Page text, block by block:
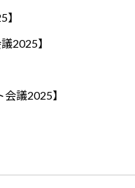
2025】
議2025】